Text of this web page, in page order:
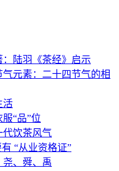
陆羽《茶经》启示
元素：二十四节气的相
活
“品”位
代饮茶风气
“从业资格证”
尧、舜、禹